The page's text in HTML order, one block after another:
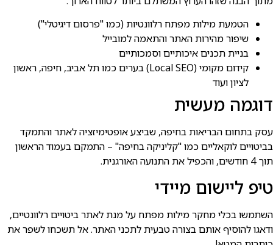
הטמעת מילות מפתח רלוונטיות (כמו "פרסום דיגיטלי")
שיפור מהירות האתר והתאמה למובייל
בניית תכנים איכותיים וסמכותיים
קידום מקומי (Local SEO) בערים כמו תל אביב, חיפה, ראשון
לציון ועוד
דוגמה מעשית
עסק בתחום הבריאות בחיפה, שביצע אופטימיזציה לאתר והתמקד
בביטויים לוקאליים כמו "קליניקה בחיפה" – התמקם בעמוד הראשון
תוך 4 חודשים, והכפיל את התנועה האורגנית.
טיפ ליישום מיידי
השתמשו בכלי מחקר מילות מפתח על מנת לאתר ביטויים רלוונטיים,
ודאגו להוסיף אותם בצורה טבעית לתכני האתר. אל תשכחו לשפר את